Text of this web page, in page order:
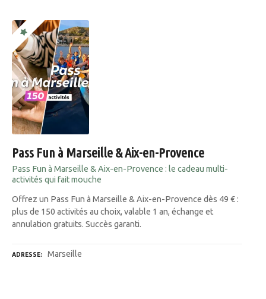
Pass Fun à Marseille & Aix-en-Provence
Pass Fun à Marseille & Aix-en-Provence : le cadeau multi-
activités qui fait mouche
Offrez un Pass Fun à Marseille & Aix-en-Provence dès 49 € :
plus de 150 activités au choix, valable 1 an, échange et
annulation gratuits. Succès garanti.
ADRESSE Marseille